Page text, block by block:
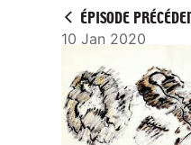
ÉPISODE
10 Jan 2020